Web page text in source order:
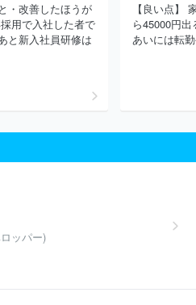
ープ
株式会社ジェイック
ディ
トメディカルキャリア
三菱ケミ
社フロンティアインターナショナル
三菱電機エンジニアリング株式
京西テクノス株式会社
株式会社
ーホールディングス
株式会社コー
ＤｉＳコンサルティング株式会社
ション
ＴＨホールディングス株式会社
・改善したほうが
用で入社した者で
と新入社員研修は
【良い点】
ら45000円
あいには転
ッパー)